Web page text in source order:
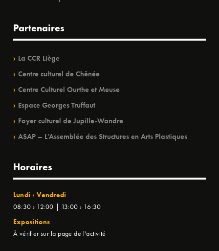
Partenaires
La CCR Liège
Centre culturel de Chênée
Centre Culturel Ourthe et Meuse
Espace Georges Truffaut
Foyer culturel de Jupille-Wandre
ASAP – L’Assemblée des Structures en Arts Plastiques
Horaires
Lundi › Vendredi
08:30 › 12:00 | 13:00 › 16:30
Expositions
À vérifier sur la page de l'activité